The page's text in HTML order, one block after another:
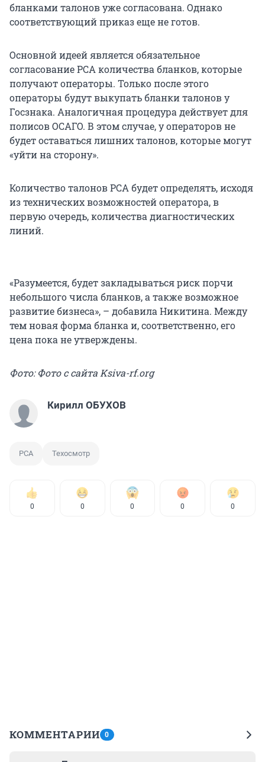
бланками талонов уже согласована. Однако
соответствующий приказ еще не готов.
Основной идеей является обязательное
согласование РСА количества бланков, которые
получают операторы. Только после этого
операторы будут выкупать бланки талонов у
Госзнака. Аналогичная процедура действует для
полисов ОСАГО. В этом случае, у операторов не
будет оставаться лишних талонов, которые могут
«уйти на сторону».
Количество талонов РСА будет определять, исходя
из технических возможностей оператора, в
первую очередь, количества диагностических
линий.
«Разумеется, будет закладываться риск порчи
небольшого числа бланков, а также возможное
развитие бизнеса», – добавила Никитина. Между
тем новая форма бланка и, соответственно, его
цена пока не утверждены.
Фото: Фото с сайта Ksiva-rf.org
Кирилл ОБУХОВ
РСА Техосмотр
0 0 0 0 0
КОММЕНТАРИИ 0